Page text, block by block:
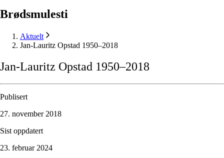
Brødsmulesti
Aktuelt
Jan-Lauritz Opstad 1950–2018
Jan-Lauritz Opstad 1950–2018
Publisert
27. november 2018
Sist oppdatert
23. februar 2024